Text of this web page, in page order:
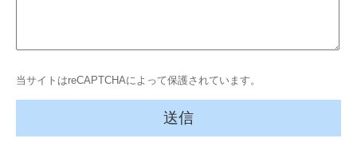
当サイトはreCAPTCHAによって保護されています。